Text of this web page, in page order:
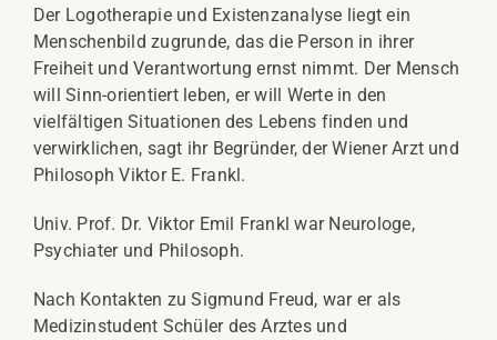
Der Logotherapie und Existenzanalyse liegt ein
Menschenbild zugrunde, das die Person in ihrer
Freiheit und Verantwortung ernst nimmt. Der Mensch
will Sinn-orientiert leben, er will Werte in den
vielfältigen Situationen des Lebens finden und
verwirklichen, sagt ihr Begründer, der Wiener Arzt und
Philosoph Viktor E. Frankl.
Univ. Prof. Dr. Viktor Emil Frankl war Neurologe,
Psychiater und Philosoph.
Nach Kontakten zu Sigmund Freud, war er als
Medizinstudent Schüler des Arztes und